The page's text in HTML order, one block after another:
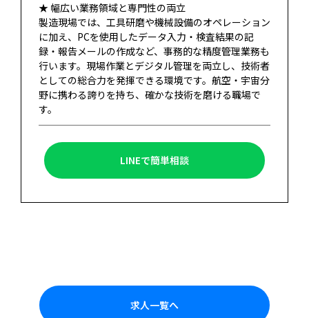
★ 幅広い業務領域と専門性の両立
製造現場では、工具研磨や機械設備のオペレーション
に加え、PCを使用したデータ入力・検査結果の記
録・報告メールの作成など、事務的な精度管理業務も
行います。現場作業とデジタル管理を両立し、技術者
としての総合力を発揮できる環境です。航空・宇宙分
野に携わる誇りを持ち、確かな技術を磨ける職場で
す。
LINEで簡単相談
求人一覧へ